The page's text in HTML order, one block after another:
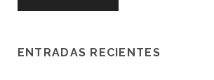
ENTRADAS RECIENTES